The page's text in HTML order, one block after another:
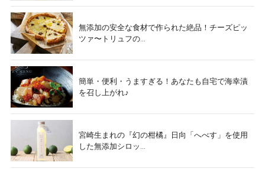
無添加の安全な食材で作られた絶品！チーズピッ
ツァ〜トリュフの...
簡単・便利・うますぎる！あなたも自宅で海幸漬
を召し上がれ♪
宮崎生まれの『幻の柑橘』日向「へべす」を使用
した無添加シロッ...